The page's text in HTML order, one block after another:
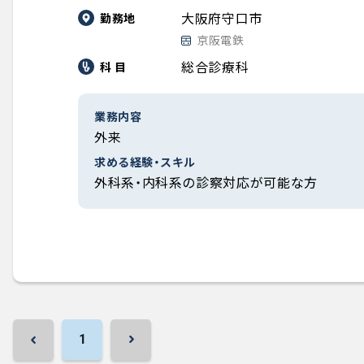
勤務地 大阪府守口市
京阪電鉄
科 目
総合診療科
業務内容
外来
求める経験・スキル
外科系・内科系の診察対応が可能な方
1